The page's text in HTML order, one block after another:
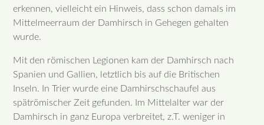
erkennen, vielleicht ein Hinweis, dass schon damals im
Mittelmeerraum der Damhirsch in Gehegen gehalten
wurde.
Mit den römischen Legionen kam der Damhirsch nach
Spanien und Gallien, letztlich bis auf die Britischen
Inseln. In Trier wurde eine Damhirschschaufel aus
spätrömischer Zeit gefunden. Im Mittelalter war der
Damhirsch in ganz Europa verbreitet, z.T. weniger in